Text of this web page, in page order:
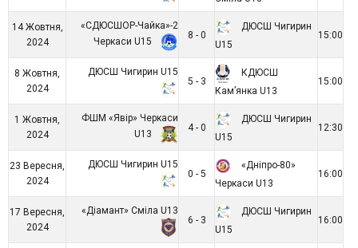
14 Жовтня,
2024
«СДЮСШОР-Чайка»-2
Черкаси U15
8 - 0
ДЮСШ Чигирин
U15
15:00
8 Жовтня,
2024
ДЮСШ Чигирин U15
5 - 3
КДЮСШ
Кам’янка U13
15:00
1 Жовтня,
2024
ФШМ «Явір» Черкаси
U13
4 - 0
ДЮСШ Чигирин
U15
12:30
23 Вересня,
2024
ДЮСШ Чигирин U15
0 - 5
«Дніпро-80»
Черкаси U13
16:00
17 Вересня,
2024
«Діамант» Сміла U13
6 - 3
ДЮСШ Чигирин
U15
16:00